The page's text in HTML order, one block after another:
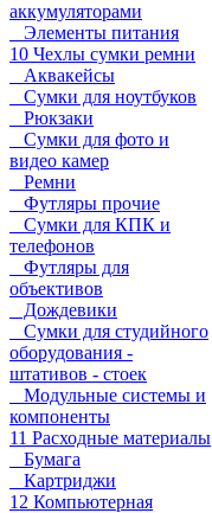
аккумуляторами
Элементы питания
10 Чехлы сумки ремни
Аквакейсы
Сумки для ноутбуков
Рюкзаки
Сумки для фото и
видео камер
Ремни
Футляры прочие
Сумки для КПК и
телефонов
Футляры для
объективов
Дождевики
Сумки для студийного
оборудования -
штативов - стоек
Модульные системы и
компоненты
11 Расходные материалы
Бумага
Картриджи
12 Компьютерная